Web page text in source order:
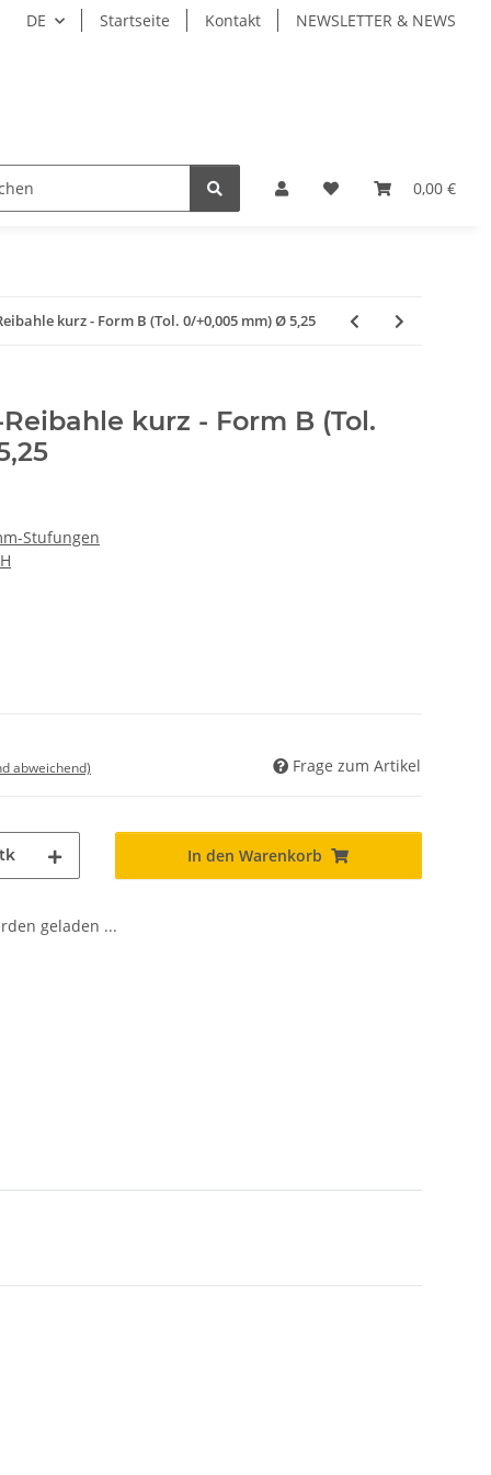
DE Startseite Kontakt NEWSLETTER & NEWS
0,00 €
WERKZEUGE WERKZEUGAUFNAHMEN
kurz - Form B (Tol. 0/+0,005 mm) Ø 5,25
kurz - Form B (Tol.
Stufungen
abweichend) Frage zum Artikel
In den Warenkorb
geladen ...